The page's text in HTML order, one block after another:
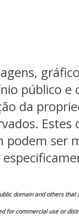
público e
da
Estes
podem ser
domain and others
for commercial use or